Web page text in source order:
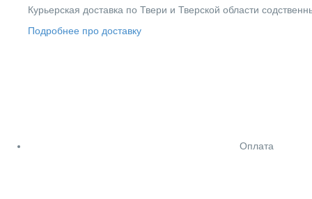
Курьерская доставка по Твери и Тверской области
Подробнее про доставку
Оплата